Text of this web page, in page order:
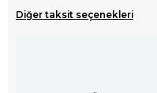
Diğer taksit seçenekleri